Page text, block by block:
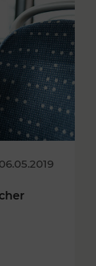
06.05.2019